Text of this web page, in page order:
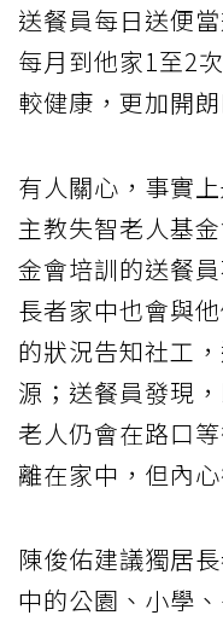
送餐員每日送便
每月到他家1至2
較健康，更加開朗
有人關心，事實
主教失智老人基
金會培訓的送餐
長者家中也會與
的狀況告知社工
源；送餐員發現
老人仍會在路口
離在家中，但內
陳俊佑建議獨居
中的公園、小學